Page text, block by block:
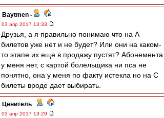
Baytmen -
03 апр 2017 13:33
Друзья, а я правильно понимаю что на А
билетов уже нет и не будет? Или они на каком-
то этапе их еще в продажу пустят? Абонемента
у меня нет, с картой болельщика ни пса не
понятно, она у меня по факту истекла но на С
билеты вроде дает выбирать.
Ценитель -
03 апр 2017 13:29